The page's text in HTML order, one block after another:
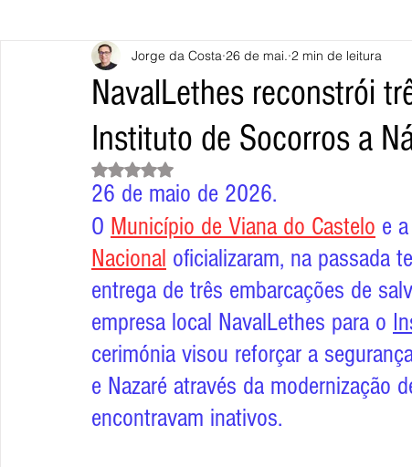
Vila Nova de Cerveira Monção Valença
Terras de Bouro Póvoa de Lanhoso Vieira do Minho
Continente União Europeia Eurocidades
NavalLethes reconstrói
Instituto de Socorros a
Jorge da Costa 26 de mai. 2 min de leitura
Avaliado com NaN de 5 estrelas.
26 de maio de 2026.
O Município de Viana do Castelo e a
Nacional oficializaram, na passada
entrega de três embarcações de
empresa local NavalLethes para o
cerimónia visou reforçar a
e Nazaré através da modernização
encontravam inativos.